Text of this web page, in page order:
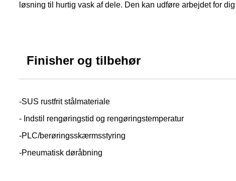
løsning til hurtig vask af dele. Den kan udføre arbejdet for
Finisher og tilbehør
-SUS rustfrit stålmateriale
- Indstil rengøringstid og rengøringstemperatur
-PLC/berøringsskærmsstyring
-Pneumatisk døråbning